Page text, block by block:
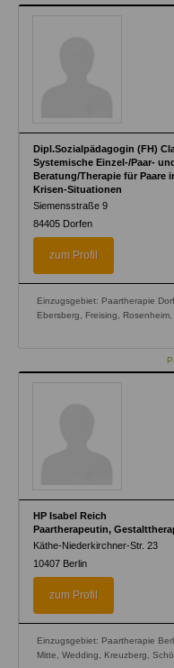
Dipl.Sozialpädagogin (FH)
Systemische Einzel-/Paar-
Beratung/Therapie für Paare
Krisen-Situationen
Siemensstraße 9
84405 Dorfen
zum Profil
Einzugsgebiet: Paartherapie
Ebersberg, Freising, Rosenheim,
HP Isabel Reich
Paartherapeutin,
Käthe-Niederkirchner-Str. 23
10407 Berlin
zum Profil
Einzugsgebiet: Paartherapie
Mitte, Wedding, Kreuzberg,